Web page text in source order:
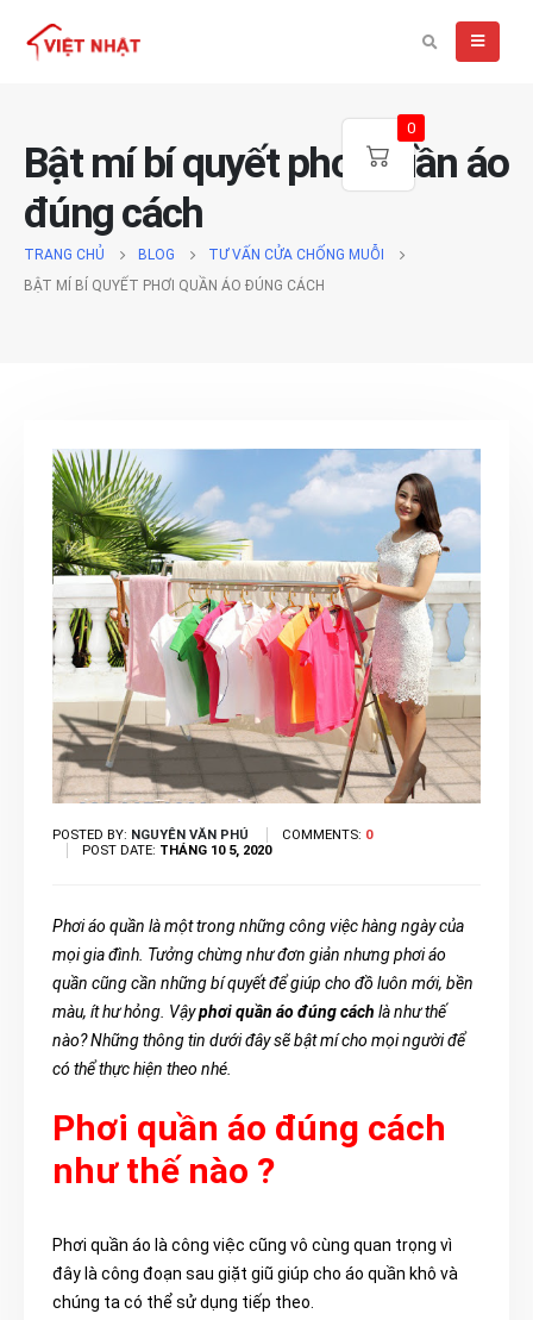
Bật mí bí quyết phơi quần áo
đúng cách
TRANG CHỦ BLOG
TƯ VẤN CỬA CHỐNG MUỖI
BẬT MÍ BÍ QUYẾT PHƠI QUẦN ÁO ĐÚNG CÁCH
POSTED BY: NGUYÊN VĂN PHÚ COMMENTS: 0
POST DATE: THÁNG 10 5, 2020
Phơi áo quần là một trong những công việc hàng ngày của
mọi gia đình. Tưởng chừng như đơn giản nhưng phơi áo
quần cũng cần những bí quyết để giúp cho đồ luôn mới, bền
màu, ít hư hỏng. Vậyphơi quần áo đúng cách là như thế
nào? Những thông tin dưới đây sẽ bật mí cho mọi người để
có thể thực hiện theo nhé.
Phơi quần áo đúng cách
như thế nào ?
Phơi quần áo là công việc cũng vô cùng quan trọng vì
đây là công đoạn sau giặt giũ giúp cho áo quần khô và
chúng ta có thể sử dụng tiếp theo.
0